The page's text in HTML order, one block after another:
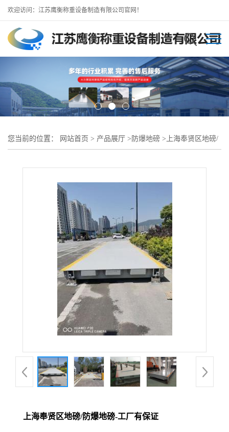
欢迎访问：江苏鹰衡称重设备制造有限公司官网！
您当前的位置： 网站首页 > 产品展厅 > 防爆地磅 > 上海奉贤区地磅/
上海奉贤区地磅/防爆地磅-工厂有保证